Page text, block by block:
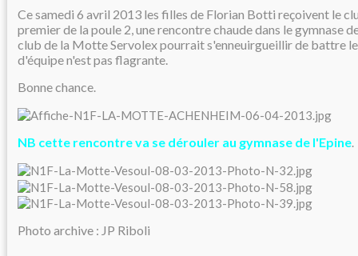
Ce samedi 6 avril 2013 les filles de Florian Botti reçoivent le
premier de la poule 2, une rencontre chaude dans le gymnase
club de la Motte Servolex pourrait s'enneuirgueillir de battre
d'équipe n'est pas flagrante.
Bonne chance.
NB cette rencontre va se dérouler au gymnase de l'Epine.
Photo archive : JP Riboli